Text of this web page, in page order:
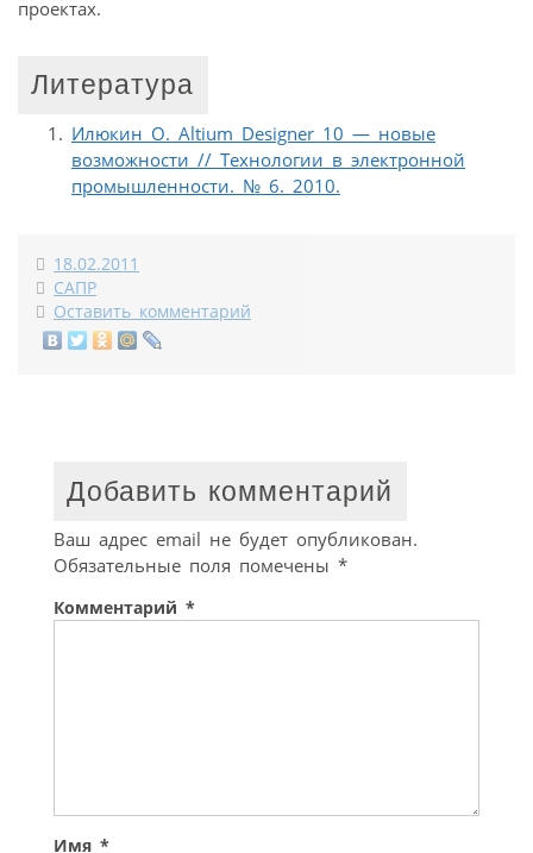
проектах.
Литература
Илюкин О. Altium Designer 10 — новые
возможности // Технологии в электронной
промышленности. № 6. 2010.
18.02.2011
САПР
Оставить комментарий
Добавить комментарий
Ваш адрес email не будет опубликован.
Обязательные поля помечены *
Комментарий *
Имя *